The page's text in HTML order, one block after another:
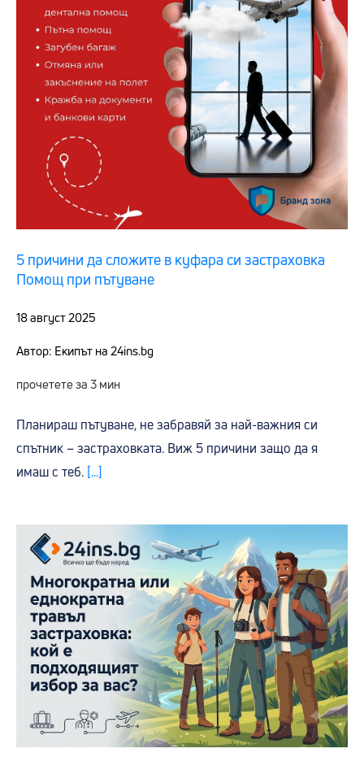
5 причини да сложите в куфара си застраховка
Помощ при пътуване
18 август 2025
Автор: Екипът на 24ins.bg
прочетете за 3 мин
Планираш пътуване, не забравяй за най-важния си
спътник – застраховката. Виж 5 причини защо да я
имаш с теб. [...]